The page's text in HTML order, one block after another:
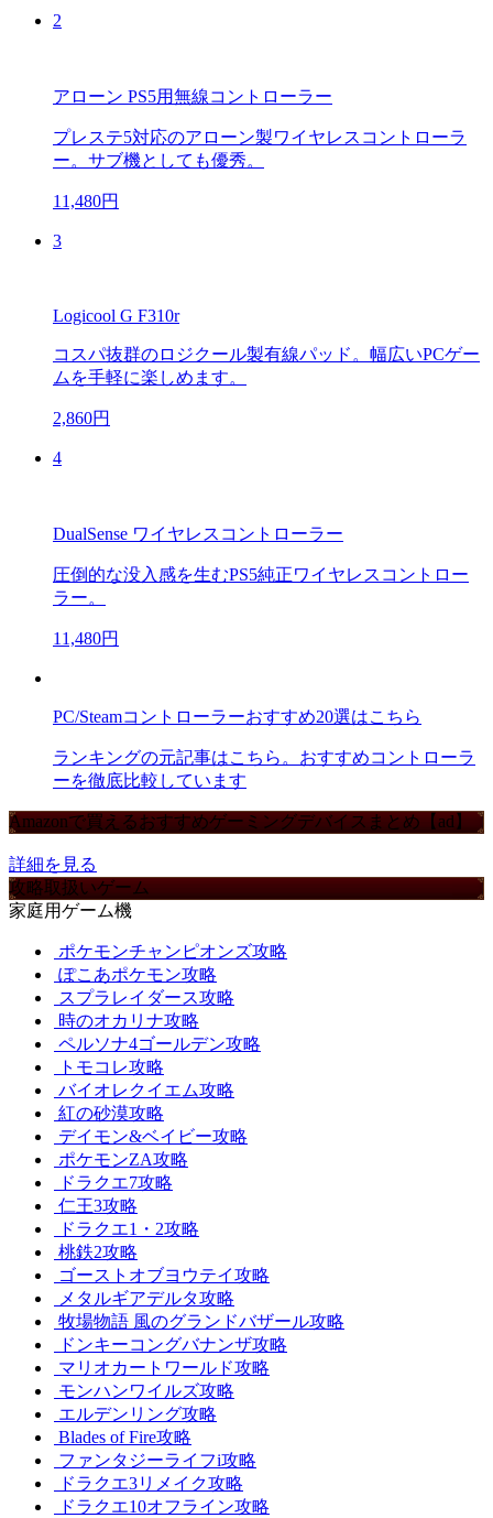
2
アローン PS5用無線コントローラー
プレステ5対応のアローン製ワイヤレスコントローラ
ー。サブ機としても優秀。
11,480円
3
Logicool G F310r
コスパ抜群のロジクール製有線パッド。幅広いPCゲー
ムを手軽に楽しめます。
2,860円
4
DualSense ワイヤレスコントローラー
圧倒的な没入感を生むPS5純正ワイヤレスコントロー
ラー。
11,480円
PC/Steamコントローラーおすすめ20選はこちら
ランキングの元記事はこちら。おすすめコントローラ
ーを徹底比較しています
Amazonで買えるおすすめゲーミングデバイスまとめ【ad】
詳細を見る
攻略取扱いゲーム
家庭用ゲーム機
ポケモンチャンピオンズ攻略
ぽこあポケモン攻略
スプラレイダース攻略
時のオカリナ攻略
ペルソナ4ゴールデン攻略
トモコレ攻略
バイオレクイエム攻略
紅の砂漠攻略
デイモン&ベイビー攻略
ポケモンZA攻略
ドラクエ7攻略
仁王3攻略
ドラクエ1・2攻略
桃鉄2攻略
ゴーストオブヨウテイ攻略
メタルギアデルタ攻略
牧場物語 風のグランドバザール攻略
ドンキーコングバナンザ攻略
マリオカートワールド攻略
モンハンワイルズ攻略
エルデンリング攻略
Blades of Fire攻略
ファンタジーライフi攻略
ドラクエ3リメイク攻略
ドラクエ10オフライン攻略